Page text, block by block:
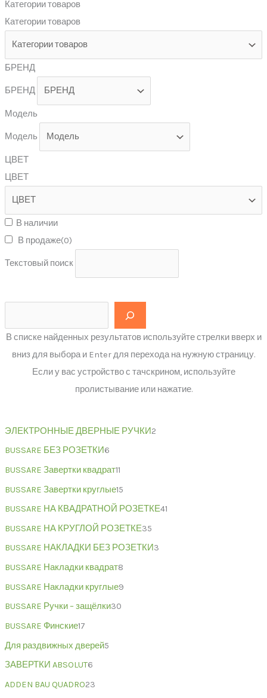
Категории товаров
Категории товаров
БРЕНД
БРЕНД
Модель
Модель
ЦВЕТ
ЦВЕТ
В наличии
В продаже(0)
Текстовый поиск
В списке найденных результатов используйте стрелки вверх и
вниз для выбора и Enter для перехода на нужную страницу.
Если у вас устройство с тачскрином, используйте
пролистывание или нажатие.
ЭЛЕКТРОННЫЕ ДВЕРНЫЕ РУЧКИ2
BUSSARE БЕЗ РОЗЕТКИ6
BUSSARE Завертки квадрат11
BUSSARE Завертки круглые15
BUSSARE НА КВАДРАТНОЙ РОЗЕТКЕ41
BUSSARE НА КРУГЛОЙ РОЗЕТКЕ35
BUSSARE НАКЛАДКИ БЕЗ РОЗЕТКИ3
BUSSARE Накладки квадрат8
BUSSARE Накладки круглые9
BUSSARE Ручки – защёлки30
BUSSARE Финские17
Для раздвижных дверей5
ЗАВЕРТКИ ABSOLUT6
ADDEN BAU QUADRO23